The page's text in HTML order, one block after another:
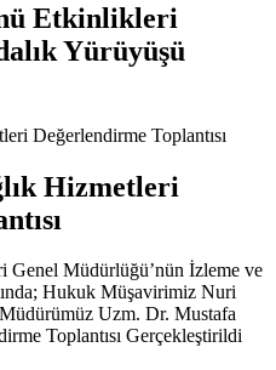
Etkinlikleri
Yürüyüşü
Hizmetleri